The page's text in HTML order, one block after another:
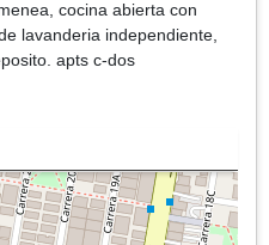
cocina abierta con
lavanderia independiente,
apts c-dos